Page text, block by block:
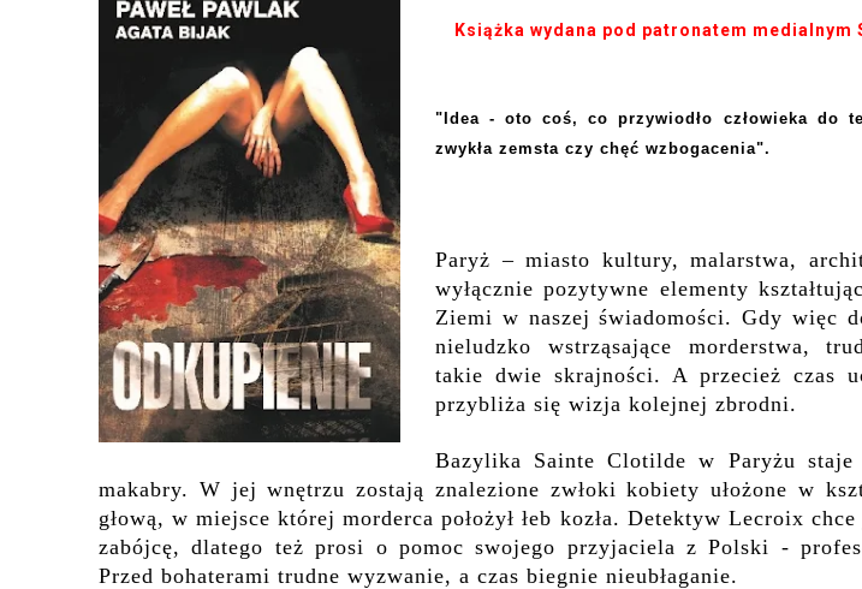
Książka wydana pod patronatem medialnym
"Idea - oto coś, co przywiodło człowieka do
zwykła zemsta czy chęć wzbogacenia".
Paryż – miasto kultury, malarstwa,
wyłącznie pozytywne elementy
Ziemi w naszej świadomości. Gdy więc
nieludzko wstrząsające morderstwa,
takie dwie skrajności. A przecież czas
przybliża się wizja kolejnej zbrodni.
Bazylika Sainte Clotilde w Paryżu staje
makabry. W jej wnętrzu zostają znalezione zwłoki kobiety ułożone w
głową, w miejsce której morderca położył łeb kozła. Detektyw Lecroix
zabójcę, dlatego też prosi o pomoc swojego przyjaciela z Polski -
Przed bohaterami trudne wyzwanie, a czas biegnie nieubłaganie.